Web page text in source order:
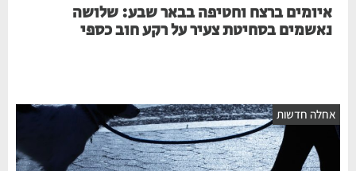
איומים ברצח וחטיפה בבאר שבע: שלושה
נאשמים בסחיטת צעיר על רקע חוב כספי
אחלה חדשות